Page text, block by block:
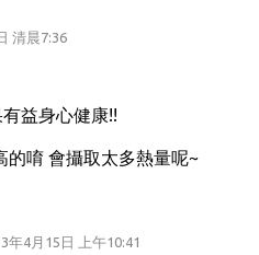
清晨7:36
益身心健康!!
的唷 會攝取太多熱量呢~
年4月15日 上午10:41